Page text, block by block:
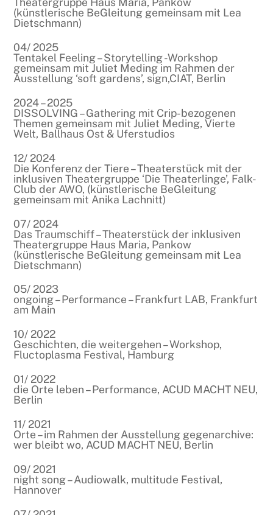
(künstlerische BeGleitung gemeinsam mit Lea
Dietschmann)
04/ 2025
Tentakel Feeling – Storytelling -Workshop
gemeinsam mit Juliet Meding im Rahmen der
Ausstellung ‘soft gardens’, sign,CIAT, Berlin
2024 – 2025
DISSOLVING – Gathering mit Crip-bezogenen
Themen gemeinsam mit Juliet Meding, Vierte
Welt, Ballhaus Ost & Uferstudios
12/ 2024
Die Konferenz der Tiere – Theaterstück mit der
inklusiven Theatergruppe ‘Die Theaterlinge’, Falk-
Club der AWO, (künstlerische BeGleitung
gemeinsam mit Anika Lachnitt)
07/ 2024
Das Traumschiff – Theaterstück der inklusiven
Theatergruppe Haus Maria, Pankow
(künstlerische BeGleitung gemeinsam mit Lea
Dietschmann)
05/ 2023
ongoing – Performance – Frankfurt LAB, Frankfurt
am Main
10/ 2022
Geschichten, die weitergehen – Workshop,
Fluctoplasma Festival, Hamburg
01/ 2022
die Orte leben – Performance, ACUD MACHT NEU,
Berlin
11/ 2021
Orte – im Rahmen der Ausstellung gegenarchive:
wer bleibt wo, ACUD MACHT NEU, Berlin
09/ 2021
night song – Audiowalk, multitude Festival,
Hannover